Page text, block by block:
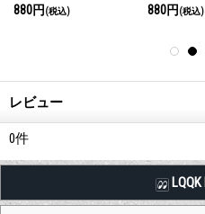
880円 (税込)
置き)
880円 (税込)
レビュー
0件
LQQK